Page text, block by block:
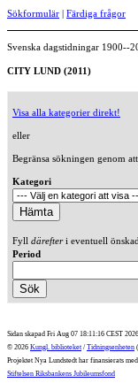
Sökformulär | Färdiga frågor
Svenska dagstidningar 1900--
CITY LUND (2011)
Visa alla kategorier direkt!
eller
Begränsa sökningen genom att
Kategori
Fyll därefteri eventuell
Period
Sidan skapad Fri Aug 07 18:11:16 CEST 2026
© 2026 Kungl. biblioteket / Tidningsenheten
Projektet Nya Lundstedt har finansierats
Stiftelsen Riksbankens Jubileumsfond